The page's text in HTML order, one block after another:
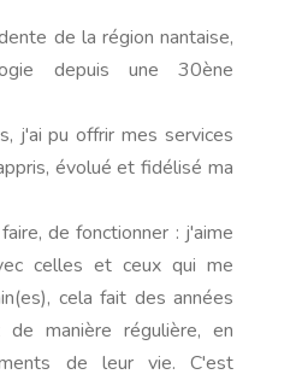
de la région nantaise,
depuis une 30ène
j'ai pu offrir mes services
évolué et fidélisé ma
de fonctionner : j'aime
celles et ceux qui me
cela fait des années
manière régulière, en
de leur vie. C'est